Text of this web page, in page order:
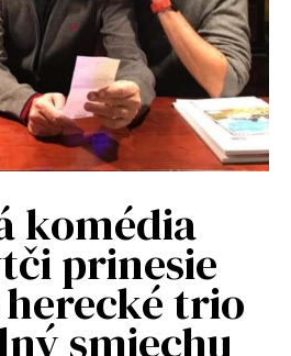
komédia
prinesie
trio
smiechu